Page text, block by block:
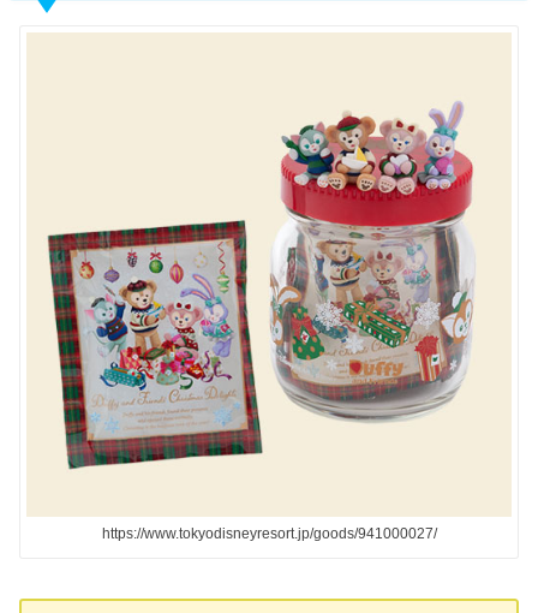
https://www.tokyodisneyresort.jp/goods/941000027/